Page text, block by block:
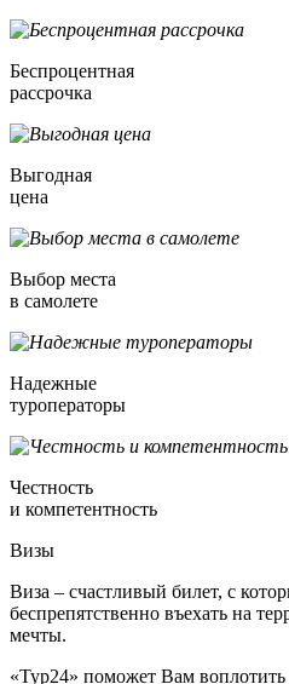
Беспроцентная
рассрочка
Выгодная
цена
Выбор места
в самолете
Надежные
туроператоры
Честность
и компетентность
Визы
Виза – счастливый билет, с
беспрепятственно въехать на
мечты.
«Тур24» поможет Вам воплотить